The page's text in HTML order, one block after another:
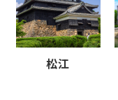
松江